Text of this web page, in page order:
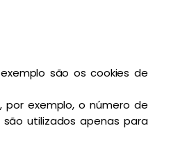
são os cookies de
exemplo, o número de
utilizados apenas para